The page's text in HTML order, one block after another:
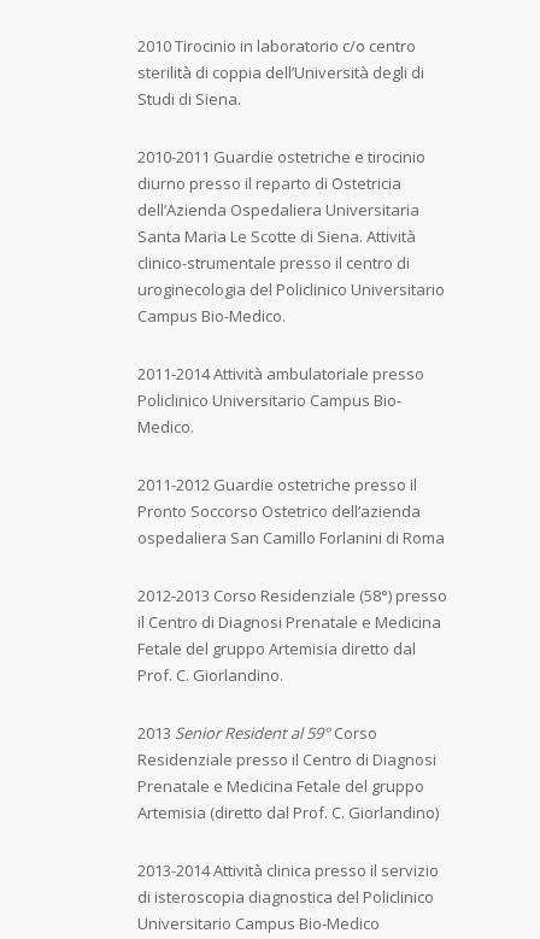
2010 Tirocinio in laboratorio c/o centro
sterilità di coppia dell’Università degli di
Studi di Siena.
2010-2011 Guardie ostetriche e tirocinio
diurno presso il reparto di Ostetricia
dell’Azienda Ospedaliera Universitaria
Santa Maria Le Scotte di Siena. Attività
clinico-strumentale presso il centro di
uroginecologia del Policlinico Universitario
Campus Bio-Medico.
2011-2014 Attività ambulatoriale presso
Policlinico Universitario Campus Bio-
Medico.
2011-2012 Guardie ostetriche presso il
Pronto Soccorso Ostetrico dell’azienda
ospedaliera San Camillo Forlanini di Roma
2012-2013 Corso Residenziale (58°) presso
il Centro di Diagnosi Prenatale e Medicina
Fetale del gruppo Artemisia diretto dal
Prof. C. Giorlandino.
2013 Senior Resident al 59°Corso
Residenziale presso il Centro di Diagnosi
Prenatale e Medicina Fetale del gruppo
Artemisia (diretto dal Prof. C. Giorlandino)
2013-2014 Attività clinica presso il servizio
di isteroscopia diagnostica del Policlinico
Universitario Campus Bio-Medico